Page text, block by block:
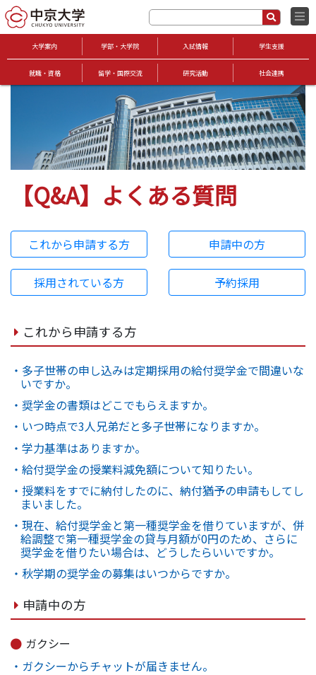
大学案内 学部・大学院 入試情報 学生支援
就職・資格 留学・国際交流 研究活動 社会連携
【Q&A】よくある質問
これから申請する方 申請中の方
採用されている方 予約採用
これから申請する方
・多子世帯の申し込みは定期採用の給付奨学金で間違いな
いですか。
・奨学金の書類はどこでもらえますか。
・いつ時点で3人兄弟だと多子世帯になりますか。
・学力基準はありますか。
・給付奨学金の授業料減免額について知りたい。
・授業料をすでに納付したのに、納付猶予の申請もしてし
まいました。
・現在、給付奨学金と第一種奨学金を借りていますが、併
給調整で第一種奨学金の貸与月額が0円のため、さらに
奨学金を借りたい場合は、どうしたらいいですか。
・秋学期の奨学金の募集はいつからですか。
申請中の方
ガクシー
・ガクシーからチャットが届きません。